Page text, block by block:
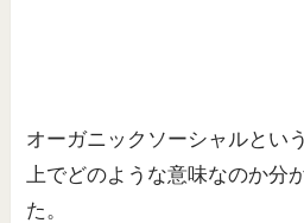
オーガニックソーシャルとい
上でどのような意味なのか分
た。